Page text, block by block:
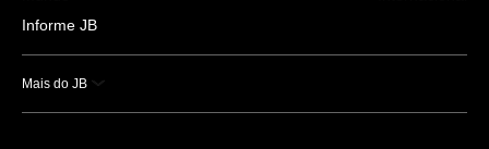
Informe JB
Mais do JB
Esportes